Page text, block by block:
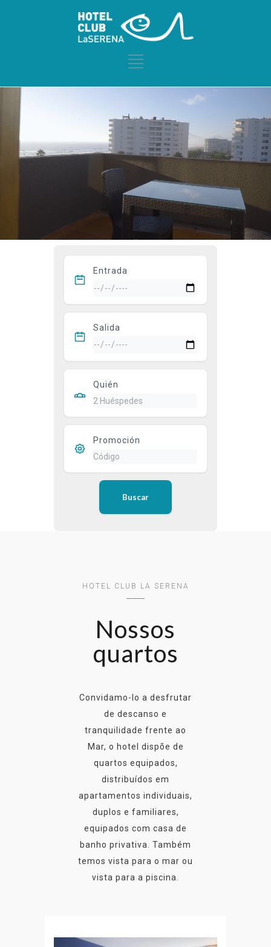
Entrada
Salida
Quién
Promoción
Buscar
HOTEL CLUB LA SERENA
Nossos
quartos
Convidamo-lo a desfrutar
de descanso e
tranquilidade frente ao
Mar, o hotel dispõe de
quartos equipados,
distribuídos em
apartamentos individuais,
duplos e familiares,
equipados com casa de
banho privativa. Também
temos vista para o mar ou
vista para a piscina.